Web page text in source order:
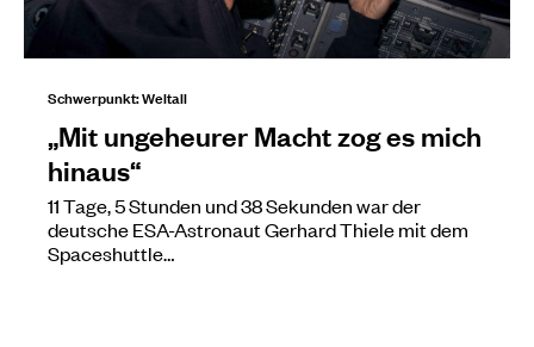
Schwerpunkt: Weltall
„Mit ungeheurer Macht zog es mich
hinaus“
11 Tage, 5 Stunden und 38 Sekunden war der
deutsche ESA-Astronaut Gerhard Thiele mit dem
Spaceshuttle…